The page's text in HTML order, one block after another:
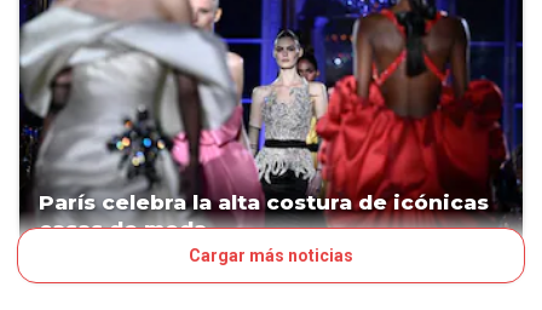
París celebra la alta costura de icónicas
casas de moda
LA NACIÓN DEL FINDECargar más noticias